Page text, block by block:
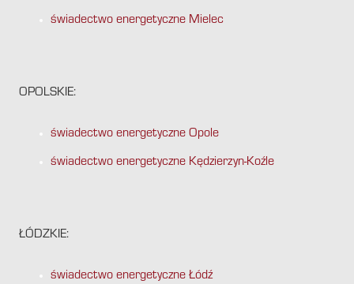
świadectwo energetyczne Mielec
OPOLSKIE:
świadectwo energetyczne Opole
świadectwo energetyczne Kędzierzyn-Koźle
ŁÓDZKIE:
świadectwo energetyczne Łódź